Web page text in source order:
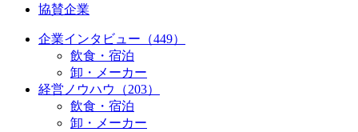
協賛企業
企業インタビュー（449）
飲食・宿泊
卸・メーカー
経営ノウハウ（203）
飲食・宿泊
卸・メーカー